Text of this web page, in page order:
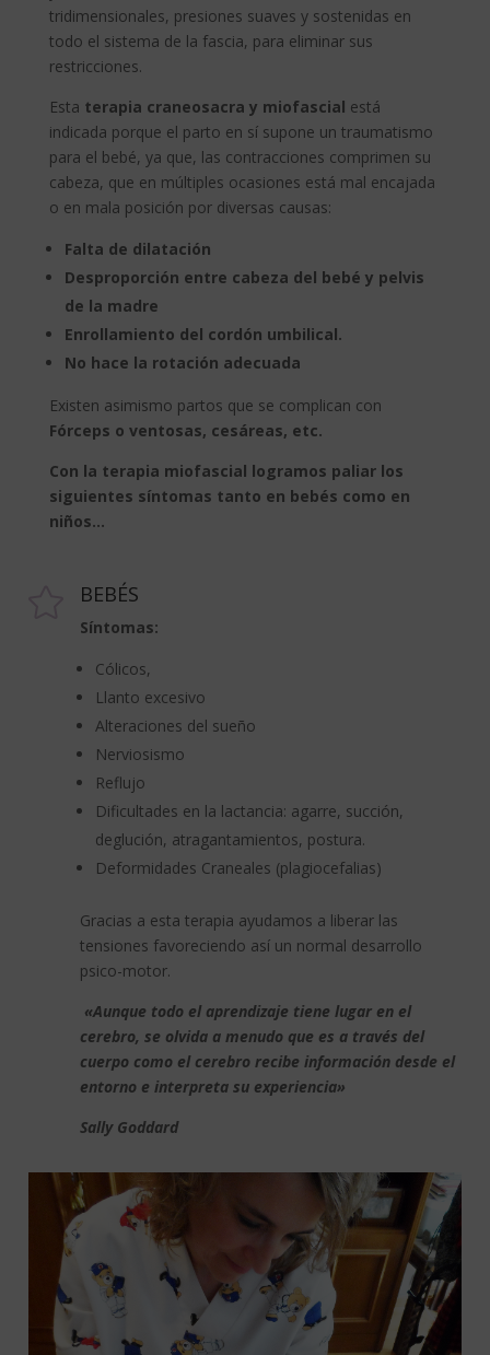
tridimensionales, presiones suaves y sostenidas en
todo el sistema de la fascia, para eliminar sus
restricciones.
Esta terapia craneosacra y miofascial está
indicada porque el parto en sí supone un traumatismo
para el bebé, ya que, las contracciones comprimen su
cabeza, que en múltiples ocasiones está mal encajada
o en mala posición por diversas causas:
Falta de dilatación
Desproporción entre cabeza del bebé y pelvis
de la madre
Enrollamiento del cordón umbilical.
No hace la rotación adecuada
Existen asimismo partos que se complican con
Fórceps o ventosas, cesáreas, etc.
Con la terapia miofascial logramos paliar los
siguientes síntomas tanto en bebés como en
niños…
BEBÉS
Síntomas:
Cólicos,
Llanto excesivo
Alteraciones del sueño
Nerviosismo
Reflujo
Dificultades en la lactancia: agarre, succión,
deglución, atragantamientos, postura.
Deformidades Craneales (plagiocefalias)
Gracias a esta terapia ayudamos a liberar las
tensiones favoreciendo así un normal desarrollo
psico-motor.
«Aunque todo el aprendizaje tiene lugar en el
cerebro, se olvida a menudo que es a través del
cuerpo como el cerebro recibe información desde el
entorno e interpreta su experiencia»
Sally Goddard